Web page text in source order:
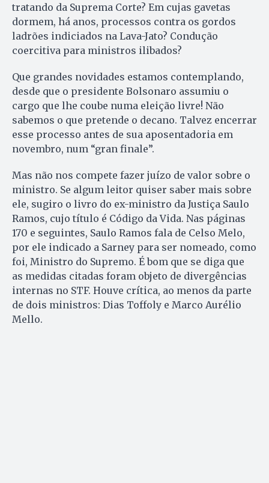
tratando da Suprema Corte? Em cujas gavetas
dormem, há anos, processos contra os gordos
ladrões indiciados na Lava-Jato? Condução
coercitiva para ministros ilibados?
Que grandes novidades estamos contemplando,
desde que o presidente Bolsonaro assumiu o
cargo que lhe coube numa eleição livre! Não
sabemos o que pretende o decano. Talvez encerrar
esse processo antes de sua aposentadoria em
novembro, num “gran finale”.
Mas não nos compete fazer juízo de valor sobre o
ministro. Se algum leitor quiser saber mais sobre
ele, sugiro o livro do ex-ministro da Justiça Saulo
Ramos, cujo título é Código da Vida. Nas páginas
170 e seguintes, Saulo Ramos fala de Celso Melo,
por ele indicado a Sarney para ser nomeado, como
foi, Ministro do Supremo. É bom que se diga que
as medidas citadas foram objeto de divergências
internas no STF. Houve crítica, ao menos da parte
de dois ministros: Dias Toffoly e Marco Aurélio
Mello.